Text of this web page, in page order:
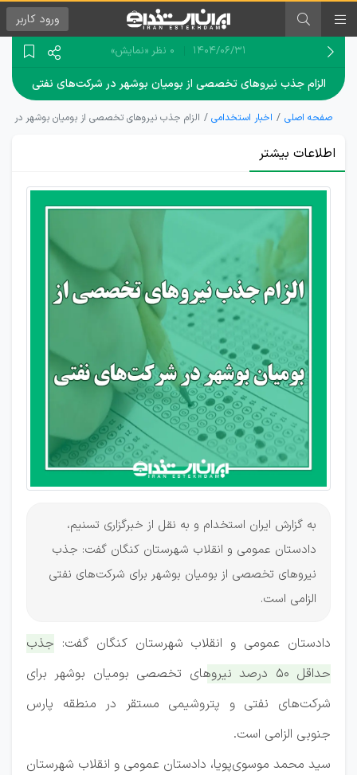
ورود کاربر
۱۴۰۴/۰۶/۳۱ 0 نظر «نمایش»
الزام جذب نیروهای تخصصی از بومیان بوشهر در شرکت‌های نفتی
صفحه اصلی اخبار استخدامی الزام جذب نیروهای تخصصی از بومیان بوشهر در
اطلاعات بیشتر
الزام
صنایع
نفتی به
رعایت
عدالت
استخدامی
و جذب
بومیان
به گزارش ایران استخدام و به نقل از خبرگزاری تسنیم،
دادستان عمومی و انقلاب شهرستان کنگان گفت: جذب
نیروهای تخصصی از بومیان بوشهر برای شرکت‌های نفتی
الزامی است.
دادستان عمومی و انقلاب شهرستان کنگان گفت: جذب
حداقل ۵۰ درصد نیروهای تخصصی بومیان بوشهر برای
شرکت‌های نفتی و پتروشیمی مستقر در منطقه پارس
جنوبی الزامی است.
سید محمد موسوی‌پویا، دادستان عمومی و انقلاب شهرستان